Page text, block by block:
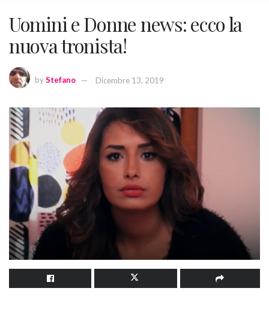
Uomini e Donne news: ecco la
nuova tronista!
byStefano Dicembre 13, 2019